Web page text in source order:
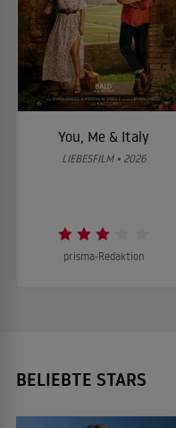
You, Me & Italy
LIEBESFILM • 2026
prisma-Redaktion
BELIEBTE STARS